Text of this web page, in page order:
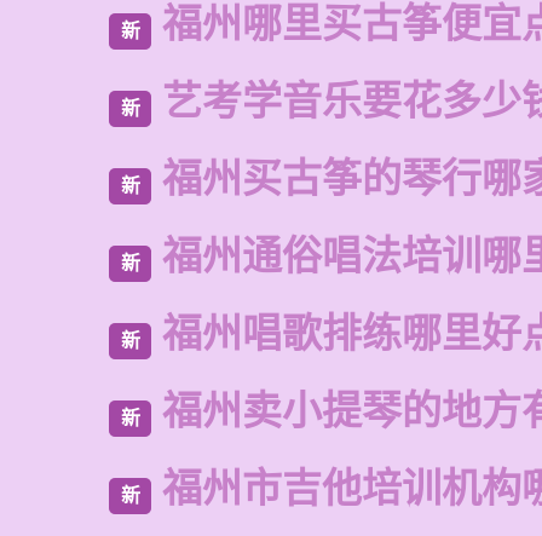
新 福州哪里买古筝便宜
新 艺考学音乐要花多少
新 福州买古筝的琴行哪
新 福州通俗唱法培训哪
新 福州唱歌排练哪里好
新 福州卖小提琴的地方
新 福州市吉他培训机构